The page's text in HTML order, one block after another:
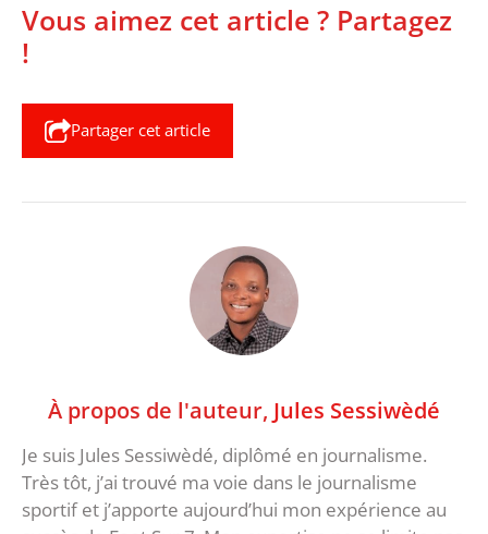
Vous aimez cet article ? Partagez
!
Partager cet article
À propos de l'auteur, Jules Sessiwèdé
Je suis Jules Sessiwèdé, diplômé en journalisme.
Très tôt, j’ai trouvé ma voie dans le journalisme
sportif et j’apporte aujourd’hui mon expérience au